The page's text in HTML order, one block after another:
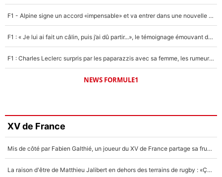
F1 - Alpine signe un accord «impensable» et va entrer dans une nouvelle dimension : Grande nouvelle pour Pierre Gasly !
F1 : « Je lui ai fait un câlin, puis j’ai dû partir...», le témoignage émouvant de Max Verstappen sur sa fille
F1 : Charles Leclerc surpris par les paparazzis avec sa femme, les rumeurs étaient vraies !
NEWS FORMULE1
XV de France
Mis de côté par Fabien Galthié, un joueur du XV de France partage sa frustration : «ils ne me l’ont pas dit tout de suite»
La raison d'être de Matthieu Jalibert en dehors des terrains de rugby : «Ça m'atteint autant que si tu touches à un membre de ma famille»